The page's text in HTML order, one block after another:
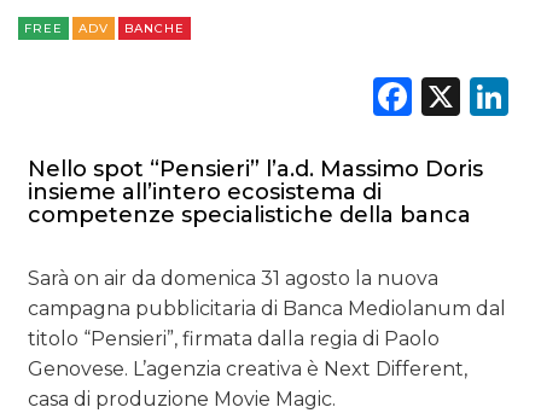
FREE ADV BANCHE
X
Nello spot “Pensieri” l’a.d. Massimo Doris
insieme all’intero ecosistema di
competenze specialistiche della banca
Sarà on air da domenica 31 agosto la nuova
campagna pubblicitaria di Banca Mediolanum dal
titolo “Pensieri”, firmata dalla regia di Paolo
Genovese. L’agenzia creativa è Next Different,
casa di produzione Movie Magic.